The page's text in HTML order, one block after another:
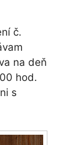
č.
na deň
hod.
s